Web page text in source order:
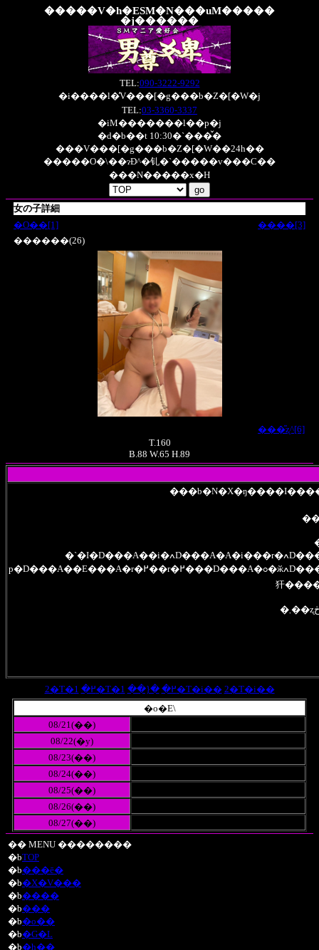
�����V�h�ESM�N���uM�����
�j������
TEL:090-3222-9292
�i����l�̓V���[�g���b�Z�[�W�j
TEL:03-3360-3337
�iM�������l��p�j
�d�b��t 10:30�`���̌�
���V���[�g���b�Z�[�W��24h��
�����O�\��ɂĐ^�钆�`�����v���C��
���N�����x�H
女の子詳細
�O��[1]
����[3]
������(26)
���̎ʐ^[6]
T.160
B.88 W.65 H.89
�`�I�D���A��i�ߍD���A�A�i���r�ߍD���A�ڑł��D���A�X�p���L���O�D���A�A�����D���A�S�g��d�D���A��O㵒
p�D���A��E���A�r�߂��r�߂���D���A�ߋ�ӂߍD���A�r���^�D���A�X�J�g���h���D���i�S�g�p�b�N�j�AAF�͓����܂Œɂ����ǁA�������
2�T�߂� 1�T�߂� �{�� 1�T�i�� 2�T�i��
�o�Ε\
08/21(��)
08/22(�y)
08/23(��)
08/24(��)
08/25(��)
08/26(��)
08/27(��)
�� MENU ��������
�bTOP
�b���ē�
�b�X�V���
�b����
�b���
�b�o��
�b�G�L
�b�h��